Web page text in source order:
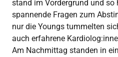
stand im Vordergrund und so
spannende Fragen zum
nur die Youngs tummelten
auch erfahrene
Am Nachmittag standen in